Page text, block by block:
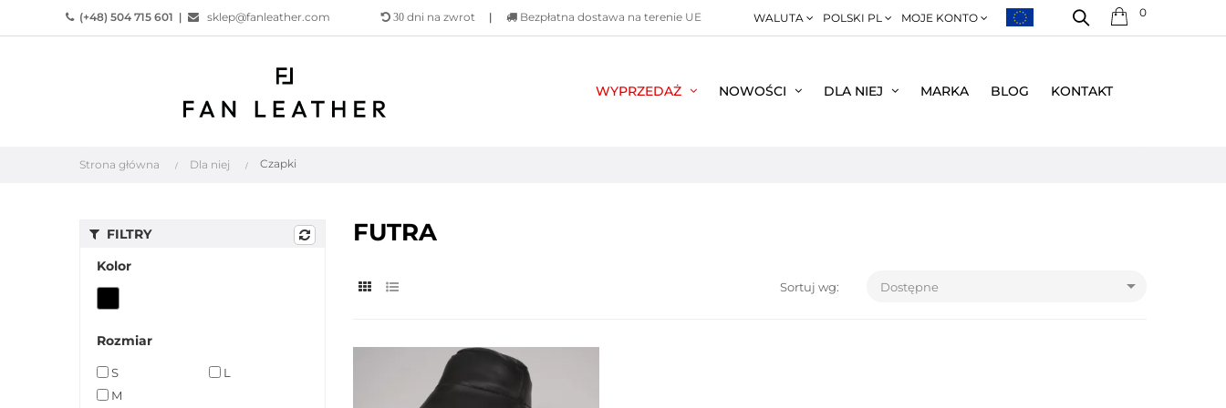
(+48) 504 715 601 | sklep@fanleather.com 30 dni na zwrot | Bezpłatna dostawa na terenie UE WALUTA POLSKI PL MOJE KONTO 0
WYPRZEDAŻ NOWOŚCI DLA NIEJ MARKA BLOG KONTAKT
Strona główna Dla niej Czapki
FILTRY
Kolor
Rozmiar
S
M
L
FUTRA
Sortuj wg: Dostępne 